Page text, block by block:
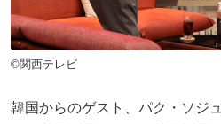
©関西テレビ
韓国からのゲスト、パク・ソジ